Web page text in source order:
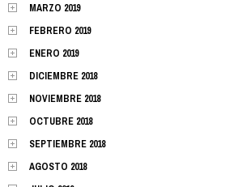
MARZO 2019
FEBRERO 2019
ENERO 2019
DICIEMBRE 2018
NOVIEMBRE 2018
OCTUBRE 2018
SEPTIEMBRE 2018
AGOSTO 2018